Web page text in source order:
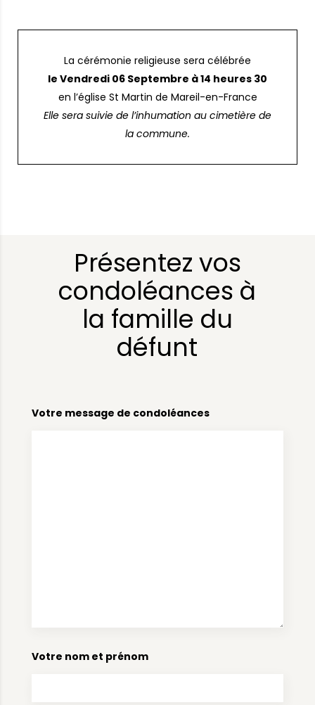
La cérémonie religieuse sera célébrée
le Vendredi 06 Septembre à 14 heures 30
en l’église St Martin de Mareil-en-France
Elle sera suivie de l’inhumation au cimetière de
la commune.
Présentez vos
condoléances à
la famille du
défunt
Votre message de condoléances
Votre nom et prénom